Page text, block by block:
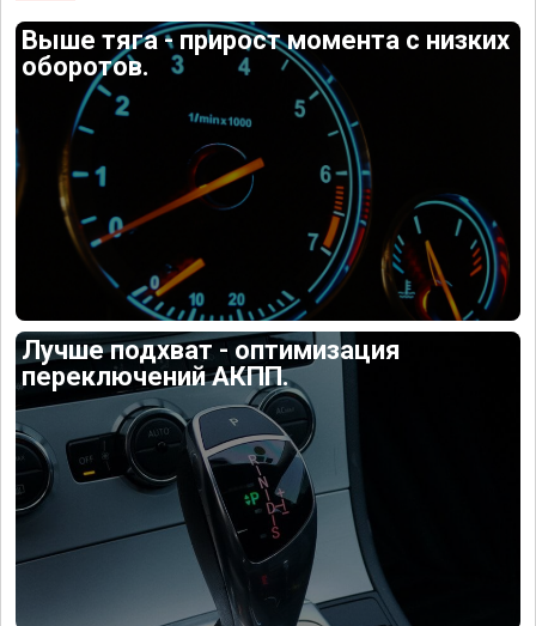
Выше тяга - прирост момента с низких
оборотов.
Лучше подхват - оптимизация
переключений АКПП.